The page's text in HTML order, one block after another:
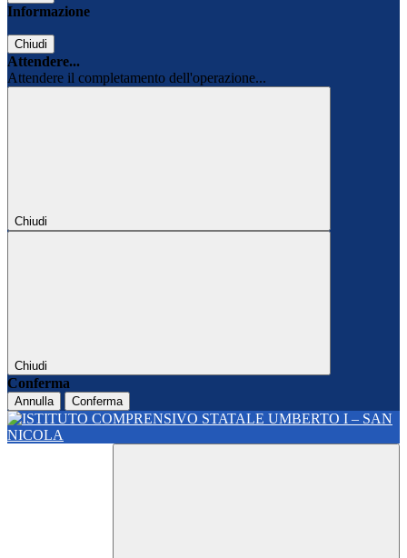
Informazione
Chiudi
Attendere...
Attendere il completamento dell'operazione...
Chiudi
Chiudi
Conferma
Annulla Conferma